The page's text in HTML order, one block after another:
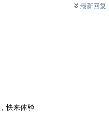
最新回复
快来体验